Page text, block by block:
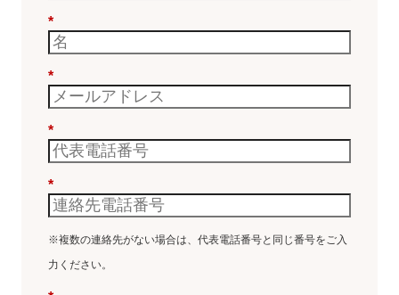
*
*
*
*
※複数の連絡先がない場合は、代表電話番号と同じ番号をご入
力ください。